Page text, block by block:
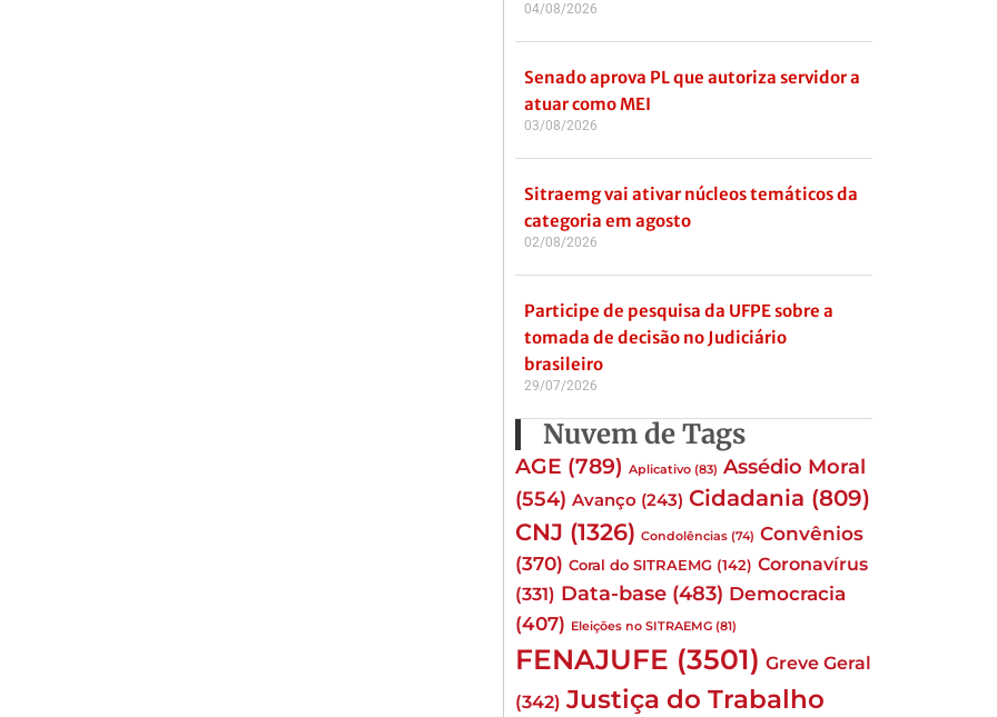
04/08/2026
Senado aprova PL que autoriza servidor a
atuar como MEI
03/08/2026
Sitraemg vai ativar núcleos temáticos da
categoria em agosto
02/08/2026
Participe de pesquisa da UFPE sobre a
tomada de decisão no Judiciário
brasileiro
29/07/2026
Nuvem de Tags
AGE (789) Aplicativo (83) Assédio Moral
(554) Avanço (243) Cidadania (809)
CNJ (1326) Condolências (74) Convênios
(370) Coral do SITRAEMG (142) Coronavírus
(331) Data-base (483) Democracia
(407) Eleições no SITRAEMG (81)
FENAJUFE (3501) Greve Geral
(342) Justiça do Trabalho